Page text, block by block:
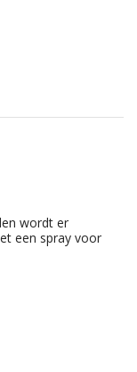
wordt er
een spray voor